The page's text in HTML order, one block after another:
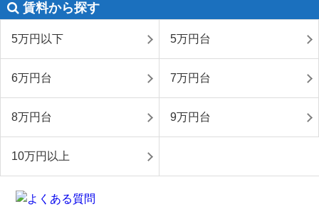
賃料から探す
5万円以下 5万円台
6万円台 7万円台
8万円台 9万円台
10万円以上